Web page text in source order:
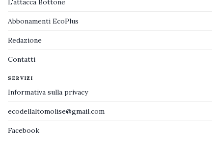
Abbonamenti EcoPlus
Redazione
Contatti
SERVIZI
Informativa sulla privacy
ecodellaltomolise@gmail.com
Facebook